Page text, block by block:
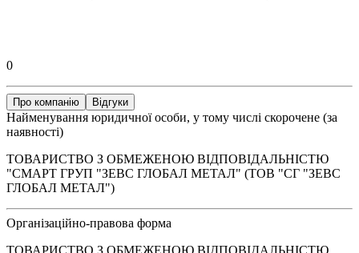
0
Про компанію Відгуки
Найменування юридичної особи, у тому числі скорочене (за
наявності)
ТОВАРИСТВО З ОБМЕЖЕНОЮ ВІДПОВІДАЛЬНІСТЮ
"СМАРТ ГРУП "ЗЕВС ГЛОБАЛ МЕТАЛ" (ТОВ "СГ "ЗЕВС
ГЛОБАЛ МЕТАЛ")
Організаційно-правова форма
ТОВАРИСТВО З ОБМЕЖЕНОЮ ВІДПОВІДАЛЬНІСТЮ